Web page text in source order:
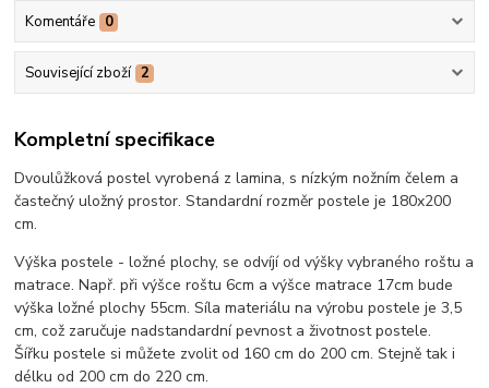
Komentáře 0
Související zboží 2
Kompletní specifikace
Dvoulůžková postel vyrobená z lamina, s nízkým nožním čelem a
častečný uložný prostor. Standardní rozměr postele je 180x200
cm.
Výška postele - ložné plochy, se odvíjí od výšky vybraného roštu a
matrace. Např. při výšce roštu 6cm a výšce matrace 17cm bude
výška ložné plochy 55cm. Síla materiálu na výrobu postele je 3,5
cm, což zaručuje nadstandardní pevnost a životnost postele.
Šířku postele si můžete zvolit od 160 cm do 200 cm. Stejně tak i
délku od 200 cm do 220 cm.